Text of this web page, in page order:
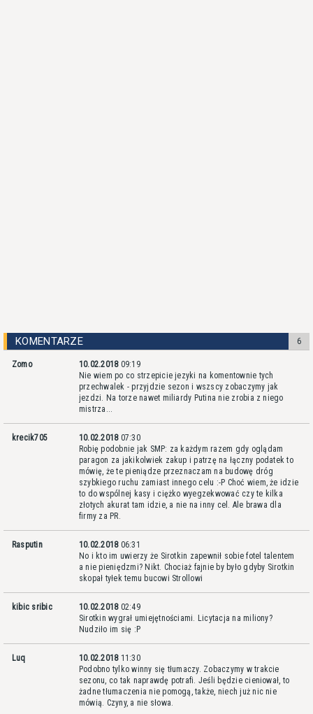
KOMENTARZE 6
Zomo 10.02.2018 09:19
Nie wiem po co strzepicie jezyki na komentownie tych
przechwalek - przyjdzie sezon i wszscy zobaczymy jak
jezdzi. Na torze nawet miliardy Putina nie zrobia z niego
mistrza...
krecik705 10.02.2018 07:30
Robię podobnie jak SMP: za każdym razem gdy oglądam
paragon za jakikolwiek zakup i patrzę na łączny podatek to
mówię, że te pieniądze przeznaczam na budowę dróg
szybkiego ruchu zamiast innego celu :-P Choć wiem, że idzie
to do wspólnej kasy i ciężko wyegzekwować czy te kilka
złotych akurat tam idzie, a nie na inny cel. Ale brawa dla
firmy za PR.
Rasputin 10.02.2018 06:31
No i kto im uwierzy że Sirotkin zapewnił sobie fotel talentem
a nie pieniędzmi? Nikt. Chociaż fajnie by było gdyby Sirotkin
skopał tyłek temu bucowi Strollowi
kibic sribic 10.02.2018 02:49
Sirotkin wygrał umiejętnościami. Licytacja na miliony?
Nudziło im się :P
Luq 10.02.2018 11:30
Podobno tylko winny się tłumaczy. Zobaczymy w trakcie
sezonu, co tak naprawdę potrafi. Jeśli będzie cieniował, to
żadne tłumaczenia nie pomogą, także, niech już nic nie
mówią. Czyny, a nie słowa.